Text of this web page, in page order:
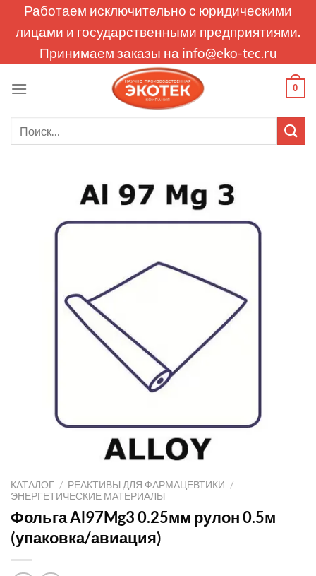
Работаем исключительно с юридическими
лицами и государственными предприятиями.
Принимаем заказы на info@eko-tec.ru
0
КАТАЛОГ / РЕАКТИВЫ ДЛЯ ФАРМАЦЕВТИКИ /
ЭНЕРГЕТИЧЕСКИЕ МАТЕРИАЛЫ
Фольга Al97Mg3 0.25мм рулон 0.5м
(упаковка/авиация)